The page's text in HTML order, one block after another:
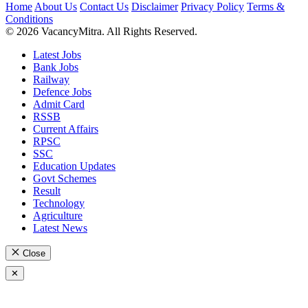
Home About Us Contact Us Disclaimer Privacy Policy Terms &
Conditions
© 2026 VacancyMitra. All Rights Reserved.
Latest Jobs
Bank Jobs
Railway
Defence Jobs
Admit Card
RSSB
Current Affairs
RPSC
SSC
Education Updates
Govt Schemes
Result
Technology
Agriculture
Latest News
Close
✕